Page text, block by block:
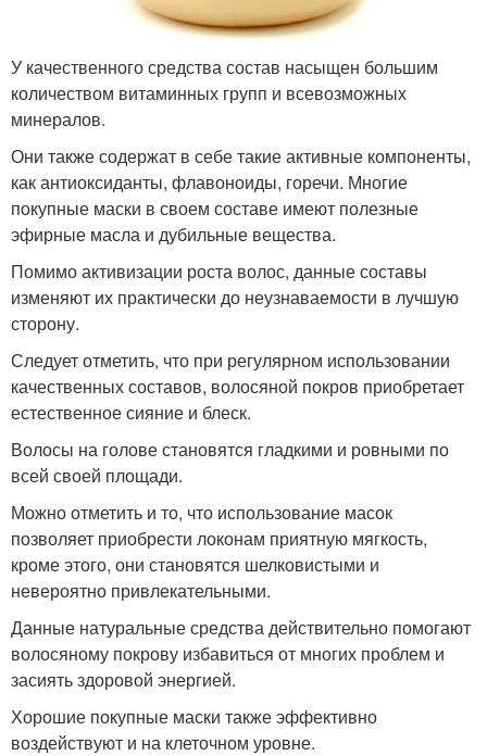
У качественного средства состав насыщен большим
количеством витаминных групп и всевозможных
минералов.
Они также содержат в себе такие активные компоненты,
как антиоксиданты, флавоноиды, горечи. Многие
покупные маски в своем составе имеют полезные
эфирные масла и дубильные вещества.
Помимо активизации роста волос, данные составы
изменяют их практически до неузнаваемости в лучшую
сторону.
Следует отметить, что при регулярном использовании
качественных составов, волосяной покров приобретает
естественное сияние и блеск.
Волосы на голове становятся гладкими и ровными по
всей своей площади.
Можно отметить и то, что использование масок
позволяет приобрести локонам приятную мягкость,
кроме этого, они становятся шелковистыми и
невероятно привлекательными.
Данные натуральные средства действительно помогают
волосяному покрову избавиться от многих проблем и
засиять здоровой энергией.
Хорошие покупные маски также эффективно
воздействуют и на клеточном уровне.